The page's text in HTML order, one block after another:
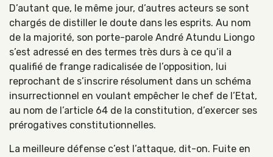
D’autant que, le même jour, d’autres acteurs se sont
chargés de distiller le doute dans les esprits. Au nom
de la majorité, son porte-parole André Atundu Liongo
s’est adressé en des termes très durs à ce qu’il a
qualifié de frange radicalisée de l’opposition, lui
reprochant de s’inscrire résolument dans un schéma
insurrectionnel en voulant empêcher le chef de l’Etat,
au nom de l’article 64 de la constitution, d’exercer ses
prérogatives constitutionnelles.
La meilleure défense c’est l’attaque, dit-on. Fuite en